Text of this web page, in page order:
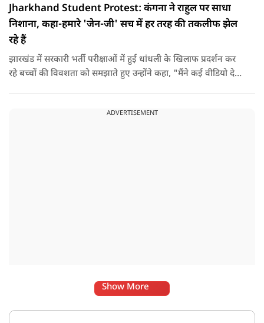
Jharkhand Student Protest: कंगना ने राहुल पर साधा
निशाना, कहा-हमारे 'जेन-जी' सच में हर तरह की तकलीफ झेल
रहे हैं
झारखंड में सरकारी भर्ती परीक्षाओं में हुई धांधली के खिलाफ प्रदर्शन कर
रहे बच्चों की विवशता को समझाते हुए उन्होंने कहा, "मैंने कई वीडियो देखे
यहां तक गंभीर हैं कि बच्चों के पास ऑनलाइन फूड नहीं जा पा रहा है. ऐसी
ADVERTISEMENT
Show More